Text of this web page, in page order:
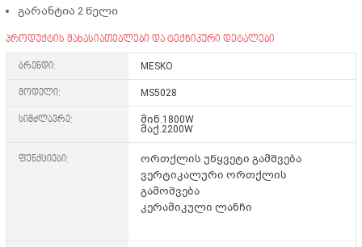
გარანტია 2 წელი
პროდუქტის მახასიათებლები და ტექნიკური დეტალები
ბრენდი: MESKO
მოდელი: MS5028
სიმძლავრე:
მინ.1800W
მაქ.2200W
ფუნქციები:
ორთქლის უწყვეტი გამშვება
ვერტიკალური ორთქლის
გამოშვება
კერამიკული ლანჩი